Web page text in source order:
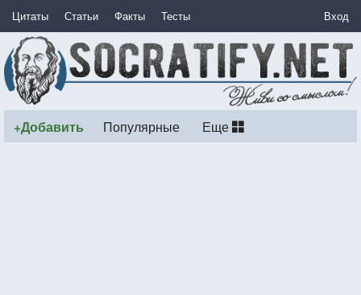
Цитаты Статьи Факты Тесты Вход
+Добавить Популярные Еще